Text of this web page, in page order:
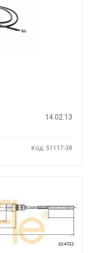
14.02.13
Код: 51117-38